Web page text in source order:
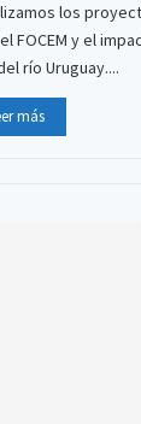
los
FOCEM y el
río Uruguay....
más